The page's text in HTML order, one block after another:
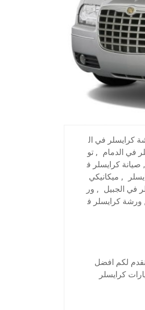
كرايسلر في ال
في الدمام , تو
, صيانة كرايسلر ف
, ميكانيكي
في الجبيل , ور
, ورشة كرايسلر ف
لكم افضل
كرايسلر